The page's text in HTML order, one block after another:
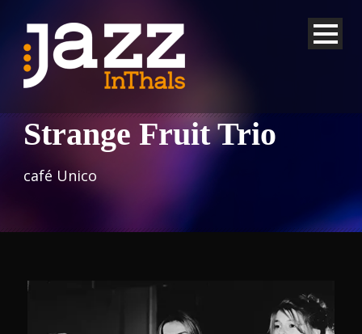
Strange Fruit Trio
café Unico